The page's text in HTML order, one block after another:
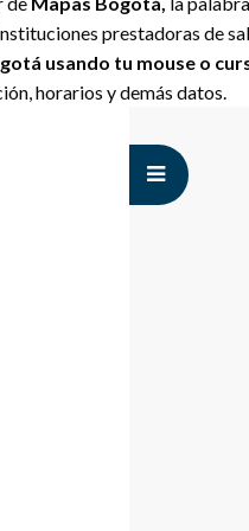
prestadoras de
usando tu mouse o
horarios y demás datos.